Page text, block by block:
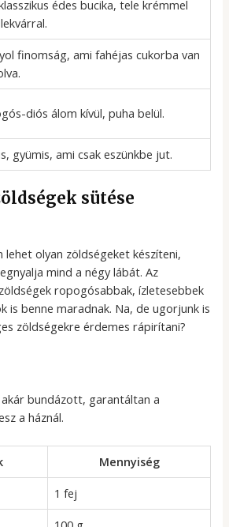
édes bucika, tele krémmel
finomság, ami fahéjas cukorba van
diós álom kívül, puha belül.
gyümis, ami csak eszünkbe jut.
sütése
lehet olyan zöldségeket készíteni,
mind a négy lábát. Az
ropogósabbak, ízletesebbek
is benne maradnak. Na, de ugorjunk is
zöldségekre érdemes rápirítani?
akár bundázott, garantáltan a
a háznál.
Mennyiség
1 fej